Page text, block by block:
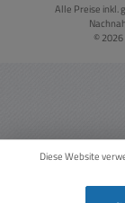
Alle Preise inkl.
©
Diese Website